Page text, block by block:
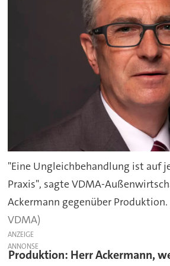
"Eine Ungleichbehandlung ist auf
Praxis", sagte VDMA-
Ackermann gegenüber Produktion.
VDMA)
ANZEIGE
Produktion: Herr Ackermann,